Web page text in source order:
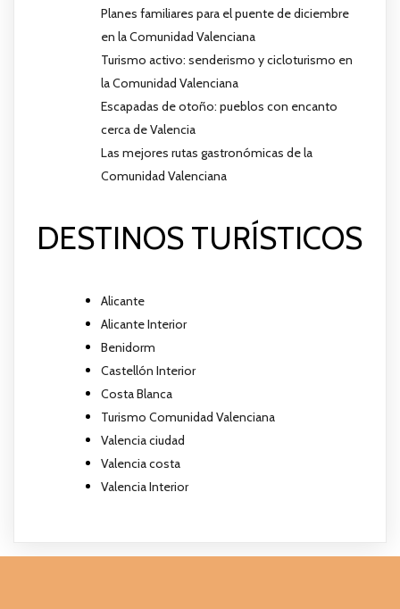
Planes familiares para el puente de diciembre
en la Comunidad Valenciana
Turismo activo: senderismo y cicloturismo en
la Comunidad Valenciana
Escapadas de otoño: pueblos con encanto
cerca de Valencia
Las mejores rutas gastronómicas de la
Comunidad Valenciana
DESTINOS TURÍSTICOS
Alicante
Alicante Interior
Benidorm
Castellón Interior
Costa Blanca
Turismo Comunidad Valenciana
Valencia ciudad
Valencia costa
Valencia Interior